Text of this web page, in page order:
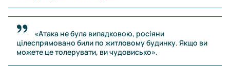
«Атака не була випадковою, росіяни
цілеспрямовано били по житловому будинку. Якщо ви
можете це толерувати, ви чудовисько».